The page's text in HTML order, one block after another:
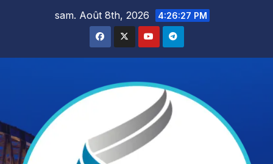
sam. Août 8th, 2026 4:26:28 PM